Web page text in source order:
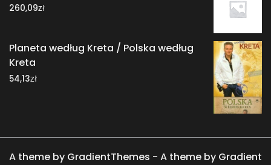
260,09zł
Planeta według Kreta / Polska według
Kreta
54,13zł
A theme by GradientThemes - A theme by Gradient